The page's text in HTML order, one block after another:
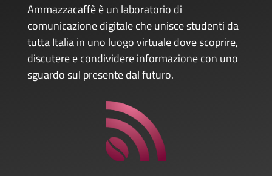
Ammazzacaffè è un laboratorio di
comunicazione digitale che unisce studenti da
tutta Italia in uno luogo virtuale dove scoprire,
discutere e condividere informazione con uno
sguardo sul presente dal futuro.